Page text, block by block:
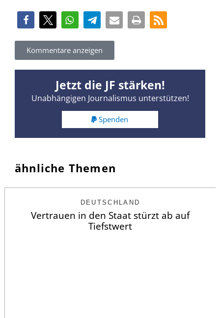
Kommentare anzeigen
Jetzt die JF stärken!
Unabhängigen Journalismus unterstützen!
Spenden
ähnliche Themen
DEUTSCHLAND
Vertrauen in den Staat stürzt ab auf
Tiefstwert